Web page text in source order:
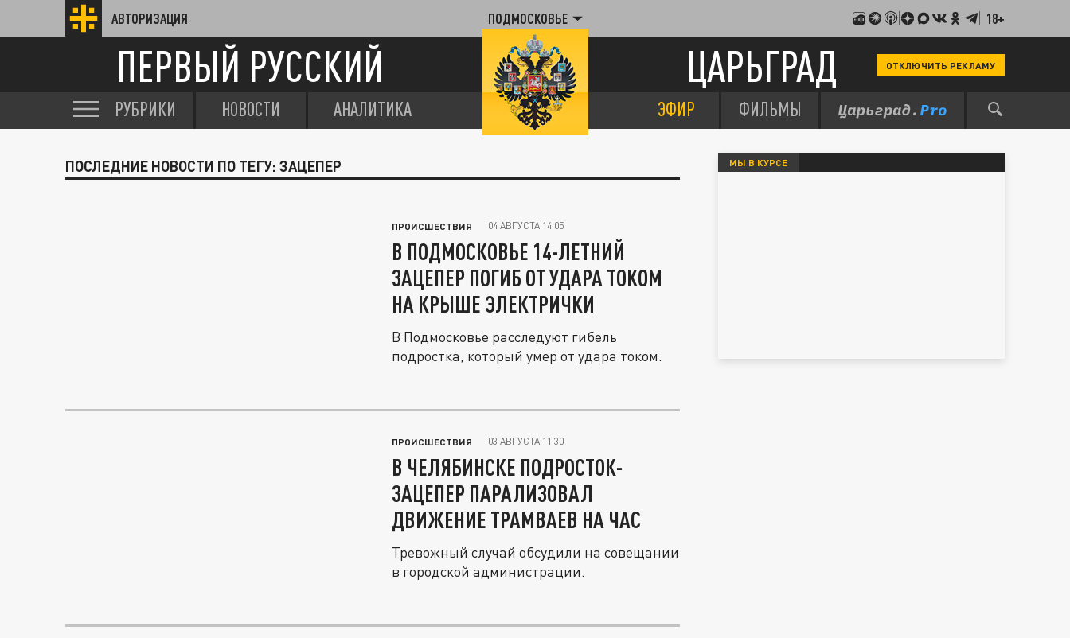
АВТОРИЗАЦИЯ ПОДМОСКОВЬЕ 18+
ПЕРВЫЙ РУССКИЙ ЦАРЬГРАД ОТКЛЮЧИТЬ РЕКЛАМУ
РУБРИКИ НОВОСТИ АНАЛИТИКА ЭФИР ФИЛЬМЫ
ПОСЛЕДНИЕ НОВОСТИ ПО ТЕГУ: ЗАЦЕПЕР
ПРОИСШЕСТВИЯ 04 АВГУСТА 14:05
В ПОДМОСКОВЬЕ 14-ЛЕТНИЙ
ЗАЦЕПЕР ПОГИБ ОТ УДАРА ТОКОМ
НА КРЫШЕ ЭЛЕКТРИЧКИ
В Подмосковье расследуют гибель
подростка, который умер от удара током.
ПРОИСШЕСТВИЯ 03 АВГУСТА 11:30
В ЧЕЛЯБИНСКЕ ПОДРОСТОК-
ЗАЦЕПЕР ПАРАЛИЗОВАЛ
ДВИЖЕНИЕ ТРАМВАЕВ НА ЧАС
Тревожный случай обсудили на совещании
в городской администрации.
МЫ В КУРСЕ